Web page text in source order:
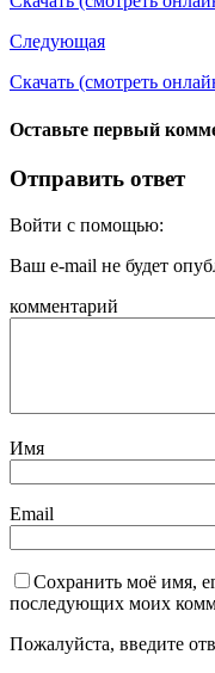
Следующая
Скачать (смотреть
Оставьте первый
Отправить ответ
Войти с помощью:
Ваш e-mail не будет
комментарий
Имя
Email
Сохранить моё имя,
последующих моих
Пожалуйста, введите